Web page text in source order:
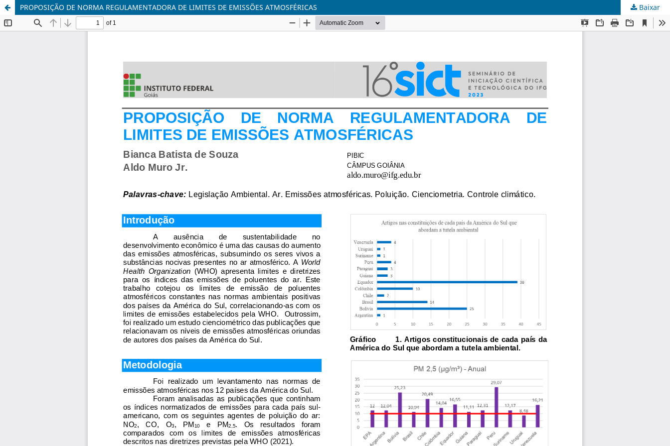
PROPOSIÇÃO DE NORMA REGULAMENTADORA DE LIMITES DE EMISSÕES ATMOSFÉRICAS Baixar